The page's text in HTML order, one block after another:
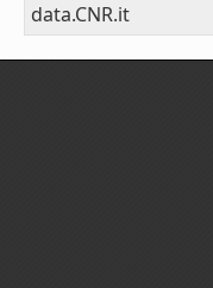
data.CNR.it